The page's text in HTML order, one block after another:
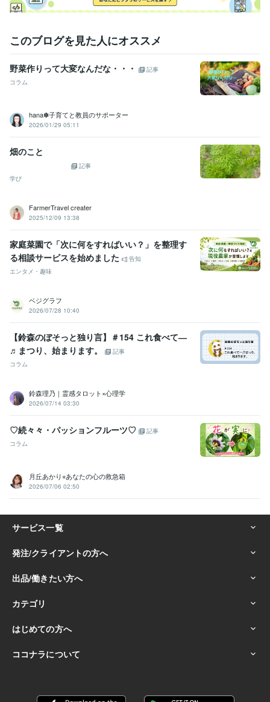
英語 ビジネスレベル
このブログを見た人にオススメ
野菜作りって大変なんだな・・・
記事
コラム
hana✽子育てと教員のサポーター
2026/01/29 05:11
畑のこと
記事
学び
FarmerTravel creater
2025/12/09 13:38
家庭菜園で「次に何をすればいい？」を整理す
る相談サービスを始めました
告知
エンタメ・趣味
ベジグラフ
2026/07/28 10:40
【鈴森のぼそっと独り言】＃154 これ食べて―
♬まつり、始まります。
記事
コラム
鈴森理乃｜霊感タロット×心理学
2026/07/14 03:30
♡続々々・パッションフルーツ♡
記事
コラム
月丘あかり⭐︎あなたの心の救急箱
2026/07/06 02:50